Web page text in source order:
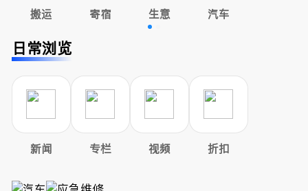
搬运 寄宿 生意 汽车
日常浏览
新闻 专栏 视频 折扣